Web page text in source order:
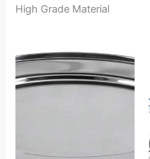
High Grade Material